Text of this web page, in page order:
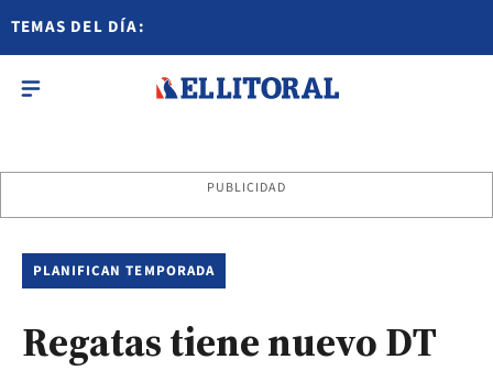
TEMAS DEL DÍA:
PUBLICIDAD
PLANIFICAN TEMPORADA
Regatas tiene nuevo DT